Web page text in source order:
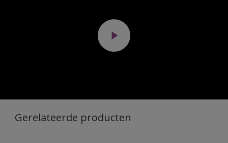
Gerelateerde producten